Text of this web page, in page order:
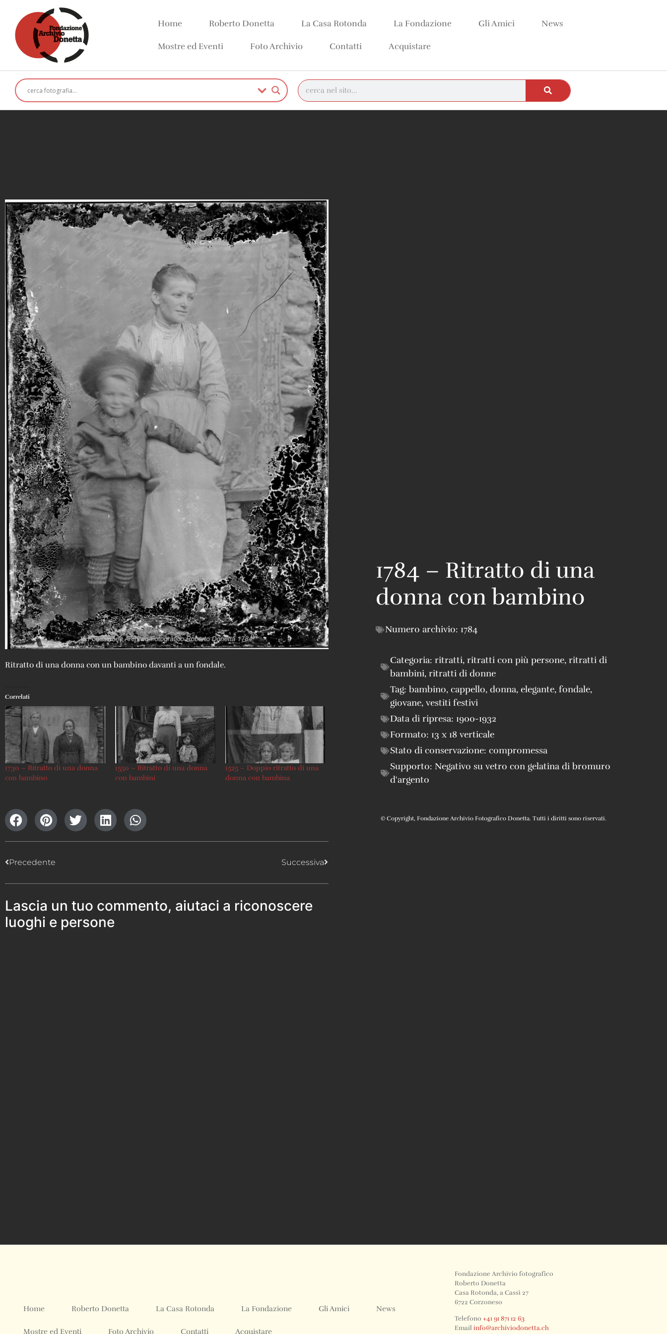
Home Roberto Donetta La Casa Rotonda La Fondazione Gli Amici News
Mostre ed Eventi Foto Archivio Contatti Acquistare
Ritratto di una donna con un bambino davanti a un fondale.
Correlati
1730 – Ritratto di una donna
con bambino
1550 – Ritratto di una donna
con bambini
1525 – Doppio ritratto di una
donna con bambina
Precedente Successiva
Lascia un tuo commento, aiutaci a riconoscere
luoghi e persone
1784 – Ritratto di una
donna con bambino
Numero archivio: 1784
Categoria: ritratti, ritratti con più persone, ritratti di
bambini, ritratti di donne
Tag: bambino, cappello, donna, elegante, fondale,
giovane, vestiti festivi
Data di ripresa: 1900-1932
Formato: 13 x 18 verticale
Stato di conservazione: compromessa
Supporto: Negativo su vetro con gelatina di bromuro
d'argento
© Copyright, Fondazione Archivio Fotografico Donetta. Tutti i diritti sono riservati.
Home Roberto Donetta La Casa Rotonda La Fondazione Gli Amici News
Mostre ed Eventi Foto Archivio Contatti Acquistare
Fondazione Archivio fotografico
Roberto Donetta
Casa Rotonda, a Cassì 27
6722 Corzoneso
Telefono +41 91 871 12 63
Email info@archiviodonetta.ch